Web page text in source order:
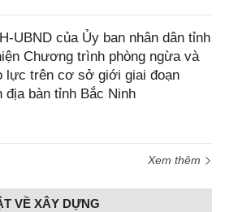
UBND của Ủy ban nhân dân tỉnh
Chương trình phòng ngừa và
lực trên cơ sở giới giai đoạn
địa bàn tỉnh Bắc Ninh
Xem thêm
VỀ XÂY DỰNG